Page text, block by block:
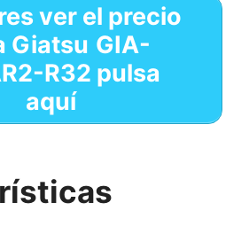
ver el precio
Giatsu GIA-
R32 pulsa
aquí